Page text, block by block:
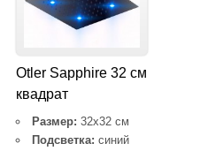
Otler Sapphire 32 см
квадрат
Размер: 32х32 см
Подсветка: синий